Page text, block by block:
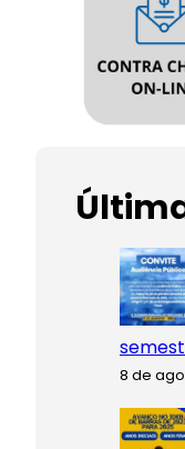
8 de